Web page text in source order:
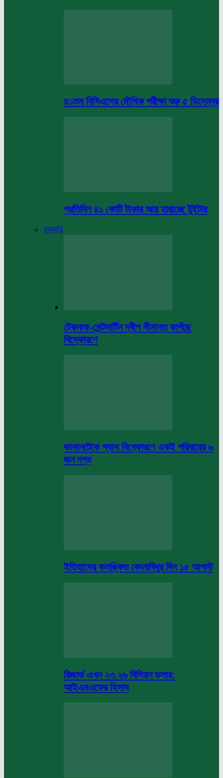
৪১তম বিসিএসের মৌখিক পরীক্ষা শুরু ৫ ডিসেম্বর
প্রতিদিন ৪১ কোটি টাকার আয় হারাচ্ছে টুইটার
রকমারি
টেকনাফ-সেন্টমার্টিন দ্বীপ সীমান্ত কাপঁছে
বিস্ফোরণে
ভাসানটেকে গ্যাস বিস্ফোরণে একই পরিবারের ৬
জন দগ্ধ
ইতিহাসের কলঙ্কিত বেদনাবিধুর দিন ১৫ আগস্ট
রিজার্ভ এখন ২৩.২৬ বিলিয়ন ডলার:
আইএমএফের হিসাব